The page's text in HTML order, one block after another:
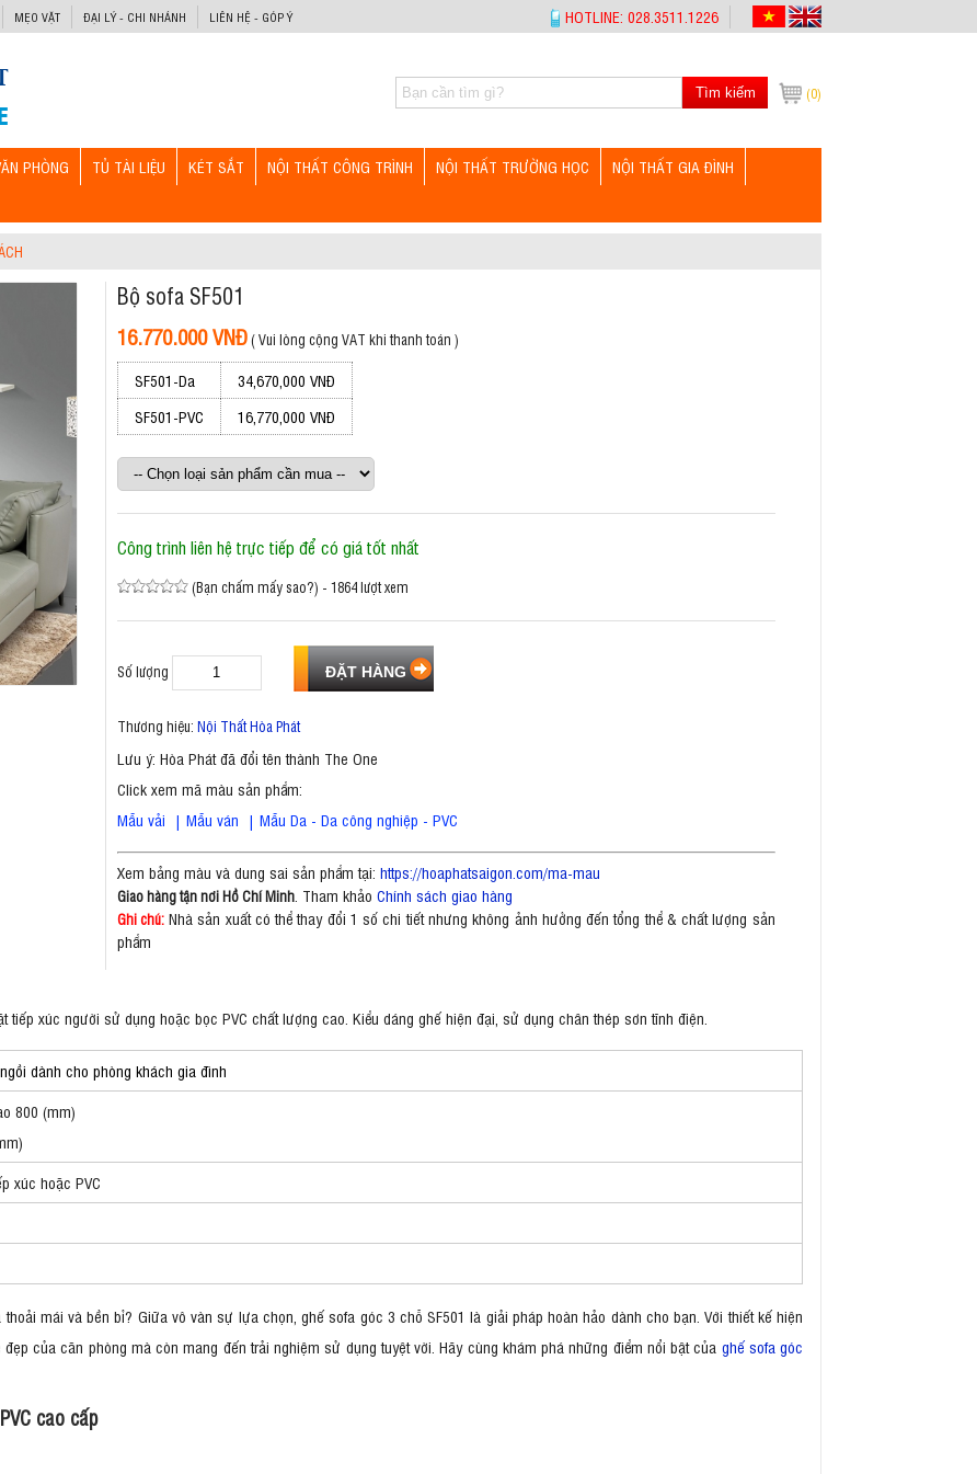
MẸO VẶT ĐẠI LÝ - CHI NHÁNH LIÊN HỆ - GÓP Ý HOTLINE: 028.3511.1226
(0)
Tìm kiếm
PHÒNG TỦ TÀI LIỆU KÉT SẮT NỘI THẤT CÔNG TRÌNH NỘI THẤT TRƯỜNG HỌC
NỘI THẤT GIA ĐÌNH
Bộ sofa SF501
16.770.000 VNĐ( Vui lòng cộng VAT khi thanh toán )
SF501-Da
34,670,000 VNĐ
SF501-PVC
16,770,000 VNĐ
Công trình liên hệ trực tiếp để có giá tốt nhất
(Bạn chấm mấy sao?) - 1864 lượt xem
Số lượng
Thương hiệu: Nội Thất Hòa Phát
Lưu ý: Hòa Phát đã đổi tên thành The One
Click xem mã màu sản phẩm:
Mẫu vải | Mẫu ván | Mẫu Da - Da công nghiệp - PVC
Xem bảng màu và dung sai sản phẩm tại: https://hoaphatsaigon.com/ma-mau
Giao hàng tận nơi Hồ Chí Minh. Tham khảo Chính sách giao hàng
Ghi chú:Nhà sản xuất có thể thay đổi 1 số chi tiết nhưng không ảnh hưởng đến tổng thể & chất lượng sản
phẩm
xúc người sử dụng hoặc bọc PVC chất lượng cao. Kiểu dáng ghế hiện đại, sử dụng chân thép sơn tĩnh điện.
dành cho phòng khách gia đình
800 (mm)
xúc hoặc PVC
thoải mái và bền bỉ? Giữa vô vàn sự lựa chọn, ghế sofa góc 3 chỗ SF501 là giải pháp hoàn hảo dành cho bạn. Với thiết kế hiện
của căn phòng mà còn mang đến trải nghiệm sử dụng tuyệt vời. Hãy cùng khám phá những điểm nổi bật của ghế sofa góc
cao cấp